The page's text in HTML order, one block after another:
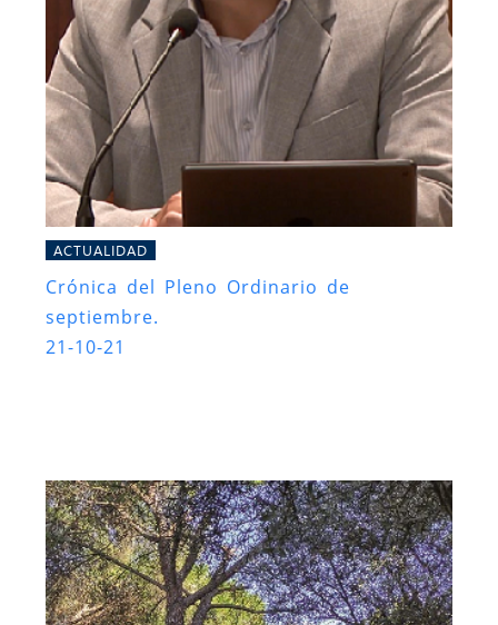
ACTUALIDAD
Crónica del Pleno Ordinario de
septiembre.
21-10-21